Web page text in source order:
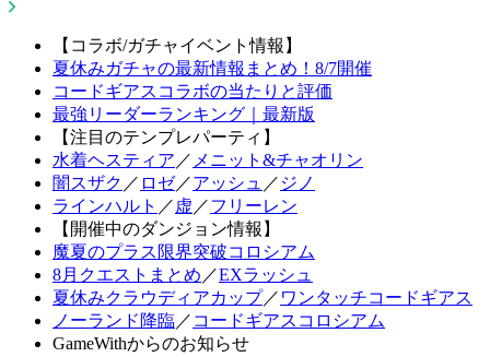
【コラボ/ガチャイベント情報】
夏休みガチャの最新情報まとめ！8/7開催
コードギアスコラボの当たりと評価
最強リーダーランキング｜最新版
【注目のテンプレパーティ】
水着ヘスティア ／ メニット&チャオリン
闇スザク ／ ロゼ／アッシュ ／ ジノ
ラインハルト ／ 虚 ／フリーレン
【開催中のダンジョン情報】
魔夏のプラス限界突破コロシアム
8月クエストまとめ ／EXラッシュ
夏休みクラウディアカップ／ ワンタッチコードギアス
ノーランド降臨／ コードギアスコロシアム
GameWithからのお知らせ